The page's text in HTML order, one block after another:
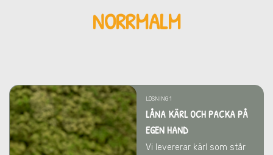
NORRMALM
LÖSNING 1
LÅNA KÄRL OCH PACKA PÅ
EGEN HAND
Vi levererar kärl som står